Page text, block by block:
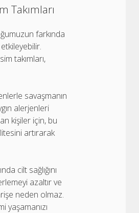
Takımları
farkında
takımları,
savaşmanın
alerjenleri
kişiler için, bu
artırarak
cilt sağlığını
azaltır ve
neden olmaz.